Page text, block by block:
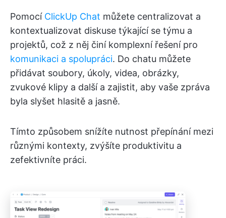
Pomocí ClickUp Chat můžete centralizovat a
kontextualizovat diskuse týkající se týmu a
projektů, což z něj činí komplexní řešení pro
komunikaci a spolupráci. Do chatu můžete
přidávat soubory, úkoly, videa, obrázky,
zvukové klipy a další a zajistit, aby vaše zpráva
byla slyšet hlasitě a jasně.
Tímto způsobem snížíte nutnost přepínání mezi
různými kontexty, zvýšíte produktivitu a
zefektivníte práci.